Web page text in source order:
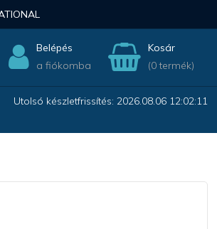
Belépés
a fiókomba
Kosár
(0 termék)
Utolsó készletfrissítés: 2026.08.06 12:02:11